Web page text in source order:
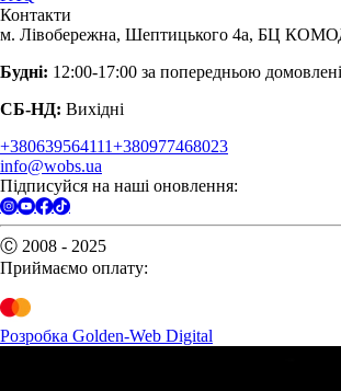
Контакти
м. Лівобережна, Шептицького 4а, БЦ
Будні: 12:00-17:00 за попередньою
СБ-НД: Вихідні
+380639564111+380977468023
info@wobs.ua
Підписуйся на наші оновлення:
Ⓒ 2008 - 2025
Приймаємо оплату:
Розробка Golden-Web Digital